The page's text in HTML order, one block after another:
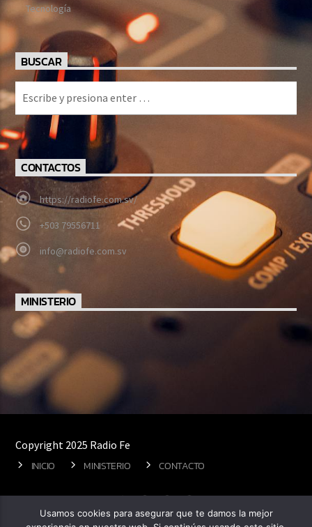
Tecnología
BUSCAR
CONTACTOS
https://radiofe.com.sv/
+503 79556711
info@radiofe.com.sv
MINISTERIO
Copyright 2025 Radio Fe
INICIO MINISTERIO CONTACTO
Usamos cookies para asegurar que te damos la mejor